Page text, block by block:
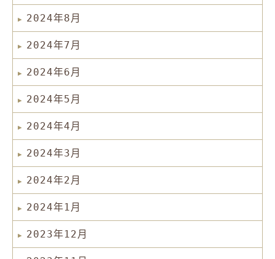
2024年8月
2024年7月
2024年6月
2024年5月
2024年4月
2024年3月
2024年2月
2024年1月
2023年12月